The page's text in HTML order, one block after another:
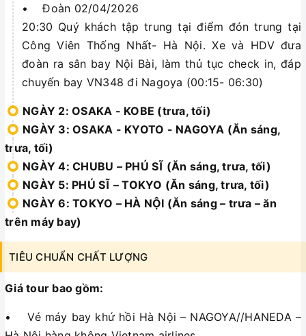
• Đoàn 02/04/2026
20:30 Quý khách tập trung tại điểm đón trung tại
Công Viên Thống Nhất- Hà Nội. Xe và HDV đưa
đoàn ra sân bay Nội Bài, làm thủ tục check in, đáp
chuyến bay VN348 đi Nagoya (00:15- 06:30)
NGÀY 2: OSAKA - KOBE (trưa, tối)
NGÀY 3: OSAKA - KYOTO - NAGOYA (Ăn sáng,
trưa, tối)
NGÀY 4: CHUBU – PHÚ SĨ (Ăn sáng, trưa, tối)
NGÀY 5: PHÚ SĨ – TOKYO (Ăn sáng, trưa, tối)
NGÀY 6: TOKYO – HÀ NỘI (Ăn sáng – trưa – ăn
trên máy bay)
TIÊU CHUẨN CHẤT LƯỢNG
Giá tour bao gồm:
• Vé máy bay khứ hồi Hà Nội – NAGOYA//HANEDA –